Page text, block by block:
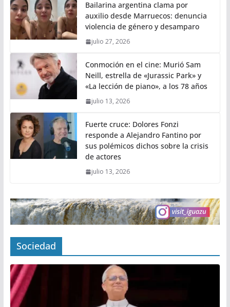
Bailarina argentina clama por
auxilio desde Marruecos: denuncia
violencia de género y desamparo
julio 27, 2026
Conmoción en el cine: Murió Sam
Neill, estrella de «Jurassic Park» y
«La lección de piano», a los 78 años
julio 13, 2026
Fuerte cruce: Dolores Fonzi
responde a Alejandro Fantino por
sus polémicos dichos sobre la crisis
de actores
julio 13, 2026
Sociedad